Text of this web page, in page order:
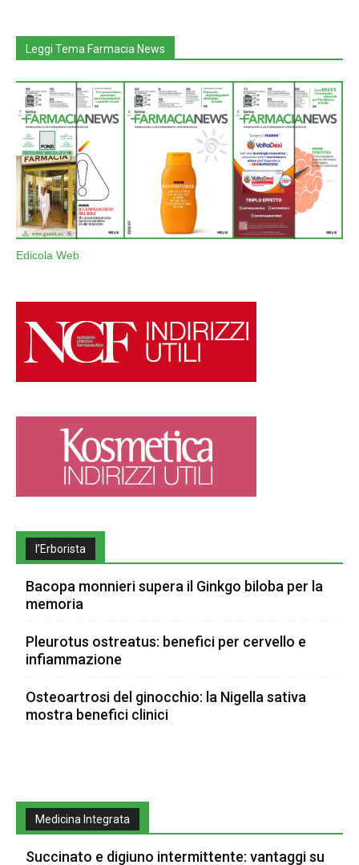
Leggi Tema Farmacia News
Edicola Web
l’Erborista
Bacopa monnieri supera il Ginkgo biloba per la
memoria
Pleurotus ostreatus: benefici per cervello e
infiammazione
Osteoartrosi del ginocchio: la Nigella sativa
mostra benefici clinici
Medicina Integrata
Succinato e digiuno intermittente: vantaggi su